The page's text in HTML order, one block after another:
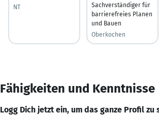
NT
Sachverständiger für
barrierefreies Planen
und Bauen
Oberkochen
Fähigkeiten und Kenntnisse
Logg Dich jetzt ein, um das ganze Profil zu